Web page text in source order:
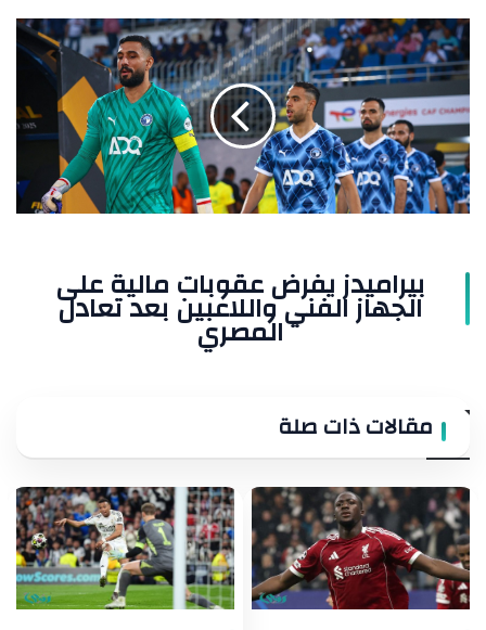
بيراميدز
يفرض
عقوبات
مالية
على
الجهاز
الفني
واللاعبين
بعد
بيراميدز يفرض عقوبات مالية على
الجهاز الفني واللاعبين بعد تعادل
المصري
مقالات ذات صلة